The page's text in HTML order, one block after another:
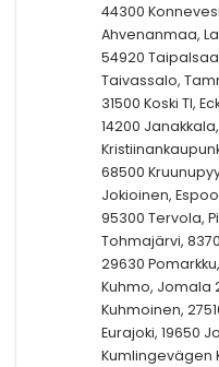
44300
Ahvenanmaa,
54920
Taivassalo,
31500 Koski Tl,
14200
68500
Jokioinen,
95300 Tervola,
Tohmajärvi,
29630
Kuhmo, Jomala
Kuhmoinen,
Eurajoki, 19650
Kumlingevägen